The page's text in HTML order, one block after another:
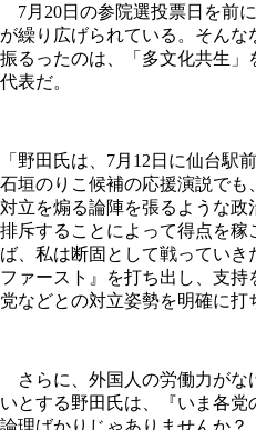
7月20日の参院選投票日を前
が繰り広げられている。そん
振るったのは、「多文化共生
代表だ。
「野田氏は、7月12日に仙台駅
石垣のりこ候補の応援演説でも
対立を煽る論陣を張るような
排斥することによって得点を稼
ば、私は断固として戦っていき
ファースト』を打ち出し、支
党などとの対立姿勢を明確に打
さらに、外国人の労働力がな
いとする野田氏は、『いま各
論理ばかりじゃありませんか